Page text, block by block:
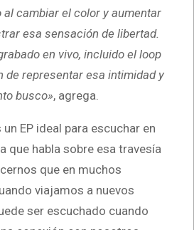
cambiar el color y aumentar
esa sensación de libertad.
en vivo, incluido el loop
de representar esa intimidad y
busco», agrega.
un EP ideal para escuchar en
que habla sobre esa travesía
que en muchos
viajamos a nuevos
ser escuchado cuando